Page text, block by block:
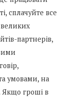
сплачуйте все
партнерів,
умовами, на
Якщо гроші в